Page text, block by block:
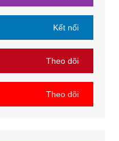
Kết nối
Theo dõi
Theo dõi